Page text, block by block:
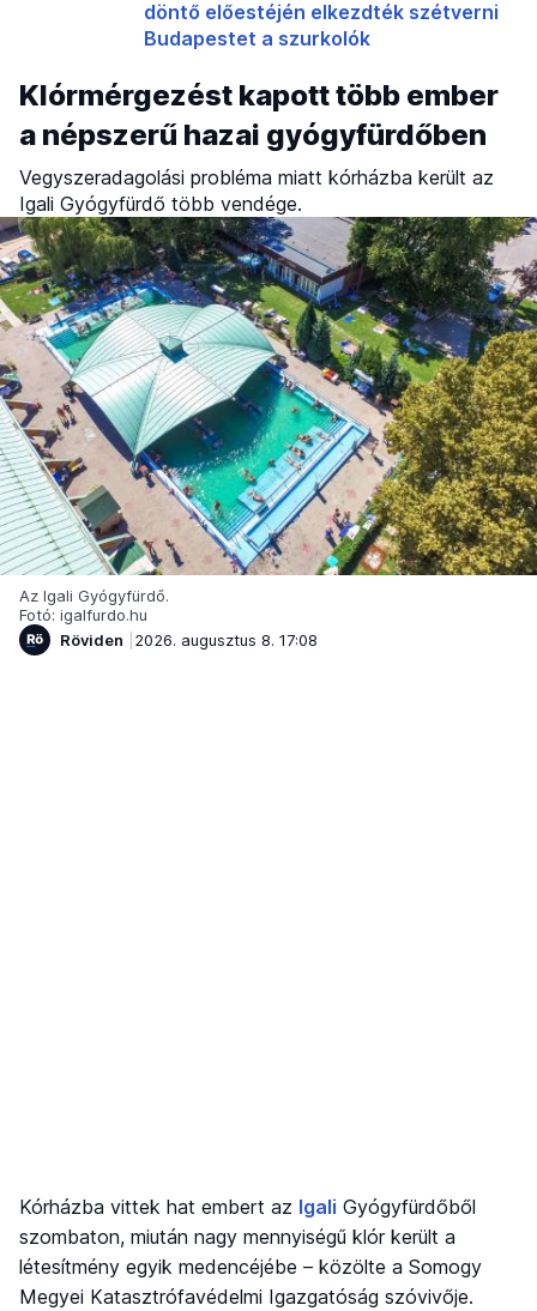
döntő előestéjén elkezdték szétverni
Budapestet a szurkolók
Klórmérgezést kapott több ember
a népszerű hazai gyógyfürdőben
Vegyszeradagolási probléma miatt kórházba került az
Igali Gyógyfürdő több vendége.
Az Igali Gyógyfürdő.
Fotó: igalfurdo.hu
Röviden
2026. augusztus 8. 17:08
Kórházba vittek hat embert az Igali Gyógyfürdőből
szombaton, miután nagy mennyiségű klór került a
létesítmény egyik medencéjébe – közölte a Somogy
Megyei Katasztrófavédelmi Igazgatóság szóvivője.